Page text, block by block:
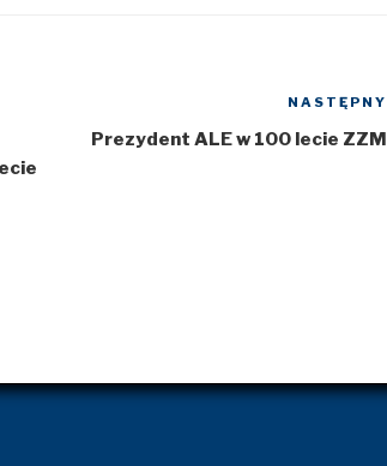
NASTĘPNY
Prezydent ALE w 100 lecie ZZM